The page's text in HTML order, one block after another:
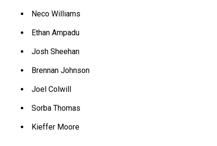
Neco Williams
Ethan Ampadu
Josh Sheehan
Brennan Johnson
Joel Colwill
Sorba Thomas
Kieffer Moore